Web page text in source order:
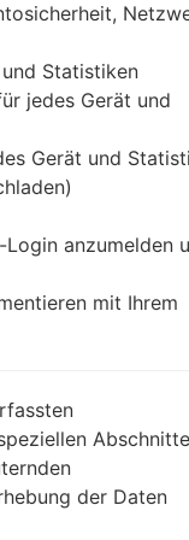
_qdal4rjztq_fac
552.03 MiB
Statistiken
jedes Gerät und
Gerät und
anzumelden
mit Ihrem
der Daten